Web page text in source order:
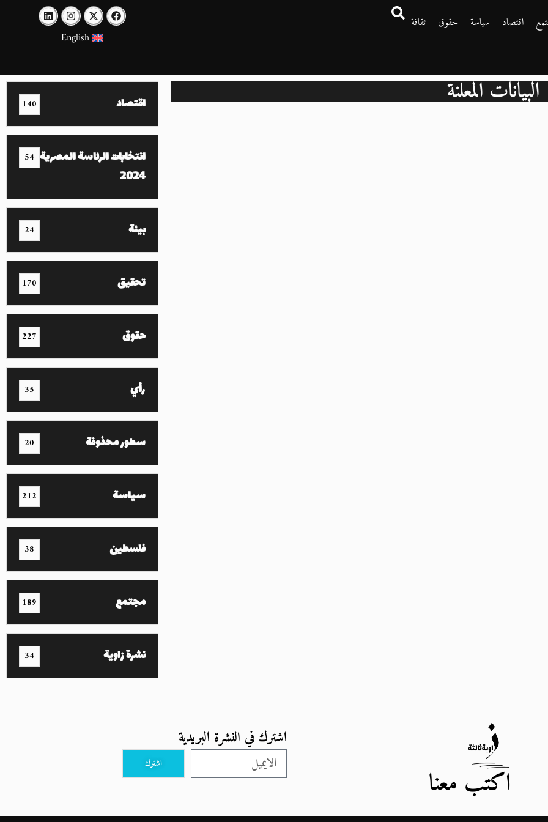
اقتصاد سياسة حقوق
ثقافة
English
البيانات المعلنة اقتصاد 140
انتخابات الرئاسة المصرية
2024
54
بيئة 24
تحقيق 170
حقوق 227
رأي 35
سطور محذوفة 20
سياسة 212
فلسطين 38
مجتمع 189
نشرة زاوية 34
اكتب معنا
اشترك في النشرة البريدية
اشترك